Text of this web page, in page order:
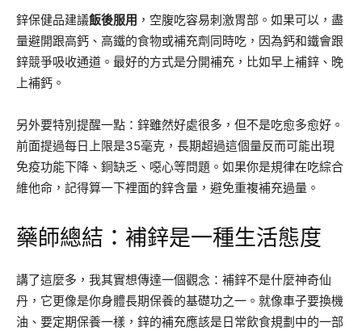
鋅保健品建議飯後服用 ，空腹吃容易刺激胃部。如果可以，盡
量避開跟高鈣、高鐵的食物或補充劑同時吃，因為鈣和鐵會跟
鋅競爭吸收通道。最好的方式是分開補充，比如早上補鋅、晚
上補鈣。
另外要特別提醒一點：鋅雖然好處很多，但不是吃愈多愈好。
前面提過每日上限是35毫克，長期超過這個量反而可能出現
免疫功能下降、銅缺乏、噁心等問題。如果你是規律在吃綜合
維他命，記得算一下裡面的鋅含量，避免重複補充過量。
藥師總結：補鋅是一種生活態度
講了這麼多，我其實想傳達一個觀念：補鋅不是什麼神奇仙
丹，它更像是你身體長期保養的基礎功之一。就像車子要換機
油、要定期保養一樣，鋅的補充應該是日常飲食規劃中的一部